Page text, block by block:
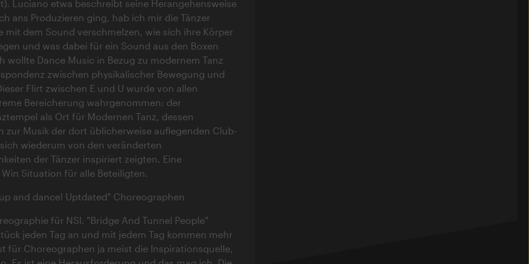
Luciano etwa beschreibt seine Herangehensweise
ans Produzieren ging, hab ich mir die Tänzer
mit dem Sound verschmelzen, wie sich ihre Körper
und was dabei für ein Sound aus den Boxen
wollte Dance Music in Bezug zu modernem Tanz
zwischen physikalischer Bewegung und
Flirt zwischen E und U wurde von allen
Bereicherung wahrgenommen: der
als Ort für Modernen Tanz, dessen
zur Musik der dort üblicherweise auflegenden Club-
wiederum von den veränderten
der Tänzer inspiriert zeigten. Eine
Situation für alle Beteiligten.
and dance! Uptdated" Choreographen
für NSI. "Bridge And Tunnel People"
jeden Tag an und mit jedem Tag kommen mehr
für Choreographen ja meist die Inspirationsquelle,